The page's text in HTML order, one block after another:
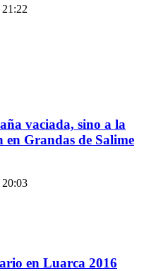
vaciada, sino a la
en Grandas de Salime
en Luarca 2016